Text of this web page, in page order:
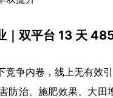
｜双平台 13 天
竞争内卷，线上无有效
防治、施肥效果、大